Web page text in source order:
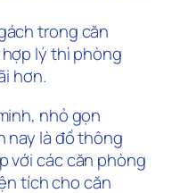
trong căn
lý thì phòng
hơn.
nhỏ gọn
nay là đồ thông
với các căn phòng
tích cho căn